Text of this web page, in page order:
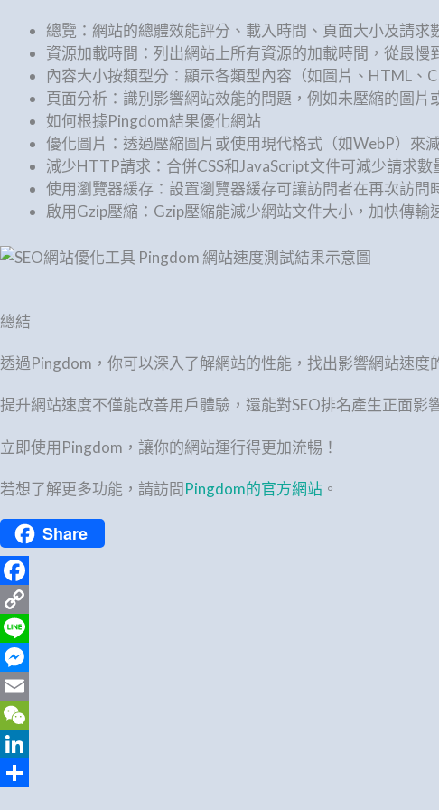
總覽：網站的總體效能評分、載入時間、頁面大小及請求
資源加載時間：列出網站上所有資源的加載時間，從最慢
內容大小按類型分：顯示各類型內容（如圖片、HTML、
頁面分析：識別影響網站效能的問題，例如未壓縮的圖片
如何根據Pingdom結果優化網站
優化圖片：透過壓縮圖片或使用現代格式（如WebP）來
減少HTTP請求：合併CSS和JavaScript文件可減少請求數
使用瀏覽器緩存：設置瀏覽器緩存可讓訪問者在再次訪問
啟用Gzip壓縮：Gzip壓縮能減少網站文件大小，加快傳輸
總結
透過Pingdom，你可以深入了解網站的性能，找出影響網站速度
提升網站速度不僅能改善用戶體驗，還能對SEO排名產生正面影
立即使用Pingdom，讓你的網站運行得更加流暢！
若想了解更多功能，請訪問 Pingdom的官方網站 。
Share
Facebook
Copy
Link
Line
Messenger
Email
WeChat
LinkedIn